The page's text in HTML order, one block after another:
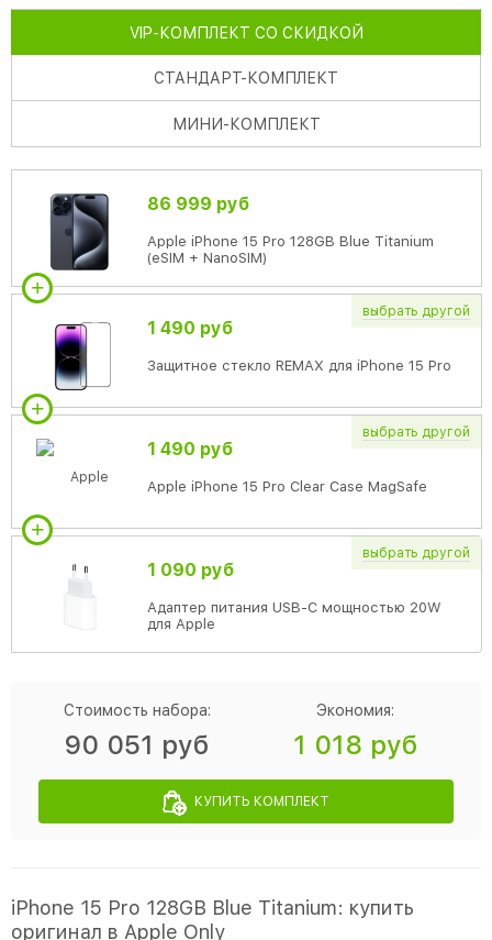
VIP-КОМПЛЕКТ СО СКИДКОЙ
СТАНДАРТ-КОМПЛЕКТ
МИНИ-КОМПЛЕКТ
86 999 руб
Apple iPhone 15 Pro 128GB Blue Titanium
(eSIM + NanoSIM)
выбрать другой
1 490 руб
Защитное стекло REMAX для iPhone 15 Pro
выбрать другой
1 490 руб
Apple iPhone 15 Pro Clear Case MagSafe
выбрать другой
1 090 руб
Адаптер питания USB-C мощностью 20W
для Apple
Стоимость набора:
90 051 руб
Экономия:
1 018 руб
КУПИТЬ КОМПЛЕКТ
iPhone 15 Pro 128GB Blue Titanium: купить
оригинал в Apple Only